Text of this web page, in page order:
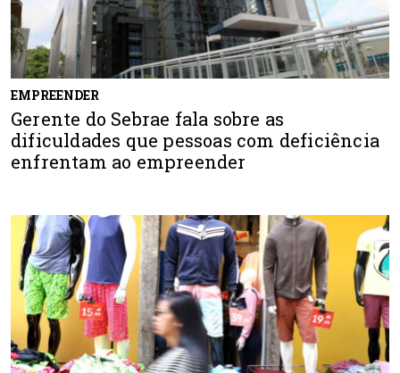
EMPREENDER
Gerente do Sebrae fala sobre as
dificuldades que pessoas com deficiência
enfrentam ao empreender